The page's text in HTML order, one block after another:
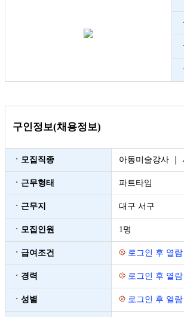
구인정보(채용정보)
ㆍ모집직종 아동미술강사 ｜
ㆍ근무형태 파트타임
ㆍ근무지 대구 서구
ㆍ모집인원 1명
ㆍ급여조건 로그인 후 열
ㆍ경력 로그인 후 열
ㆍ성별 로그인 후 열